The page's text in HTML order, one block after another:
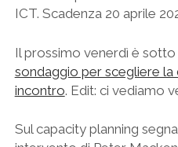
ICT. Scadenza 20 aprile
Il prossimo venerdì è sotto
sondaggio per scegliere la
incontro. Edit: ci vediamo
Sul capacity planning